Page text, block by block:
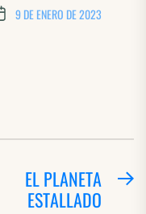
9 DE ENERO DE 2023
EL PLANETA
ESTALLADO